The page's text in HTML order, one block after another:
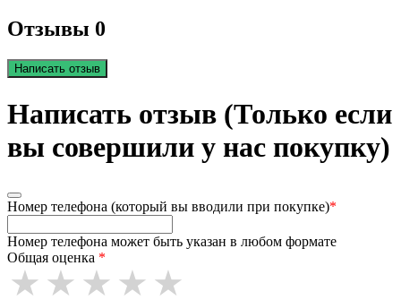
Отзывы 0
Написать отзыв
Написать отзыв (Только если
вы совершили у нас покупку)
Номер телефона (который вы вводили при покупке)*
Номер телефона может быть указан в любом формате
Общая оценка *